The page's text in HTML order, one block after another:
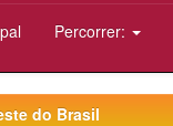
Percorrer:
do Brasil